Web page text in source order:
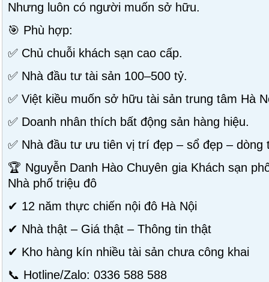
Nhưng luôn có người muốn sở hữu.
🎯 Phù hợp:
✅ Chủ chuỗi khách sạn cao cấp.
✅ Nhà đầu tư tài sản 100–500 tỷ.
✅ Việt kiều muốn sở hữu tài sản trung tâm Hà
✅ Doanh nhân thích bất động sản hàng hiệu.
✅ Nhà đầu tư ưu tiên vị trí đẹp – sổ đẹp – dòng
🏆 Nguyễn Danh Hào Chuyên gia Khách sạn
Nhà phố triệu đô
✔ 12 năm thực chiến nội đô Hà Nội
✔ Nhà thật – Giá thật – Thông tin thật
✔ Kho hàng kín nhiều tài sản chưa công khai
📞 Hotline/Zalo: 0336 588 588